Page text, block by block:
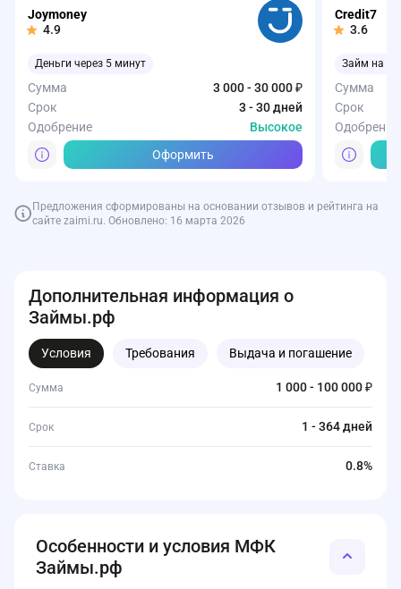
Joymoney
4.9
Деньги через 5 минут
Сумма
3 000 - 30 000 ₽
Срок
3 - 30 дней
Одобрение
Высокое
Оформить
Credit7
3.6
Займ на
Сумма
Срок
Одобрение
Предложения сформированы на основании отзывов и рейтинга на
сайте zaimi.ru. Обновлено: 16 марта 2026
Дополнительная информация о
Займы.рф
Условия Требования Выдача и погашение
Сумма 1 000 - 100 000 ₽
Срок 1 - 364 дней
Ставка 0.8%
Особенности и условия МФК
Займы.рф